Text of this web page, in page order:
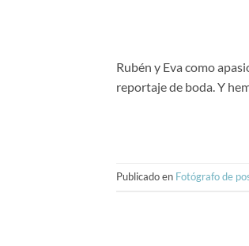
Rubén y Eva como
reportaje de boda. Y
Publicado en Fotógrafo de